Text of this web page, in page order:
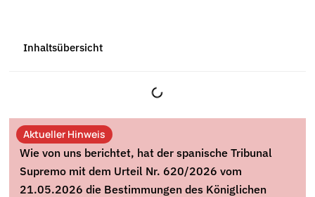
Inhaltsübersicht
Aktueller Hinweis
Wie von uns berichtet, hat der spanische Tribunal
Supremo mit dem Urteil Nr. 620/2026 vom
21.05.2026 die Bestimmungen des Königlichen